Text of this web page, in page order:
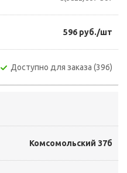
596 руб./шт
Доступно для заказа (396)
Комсомольский 37б